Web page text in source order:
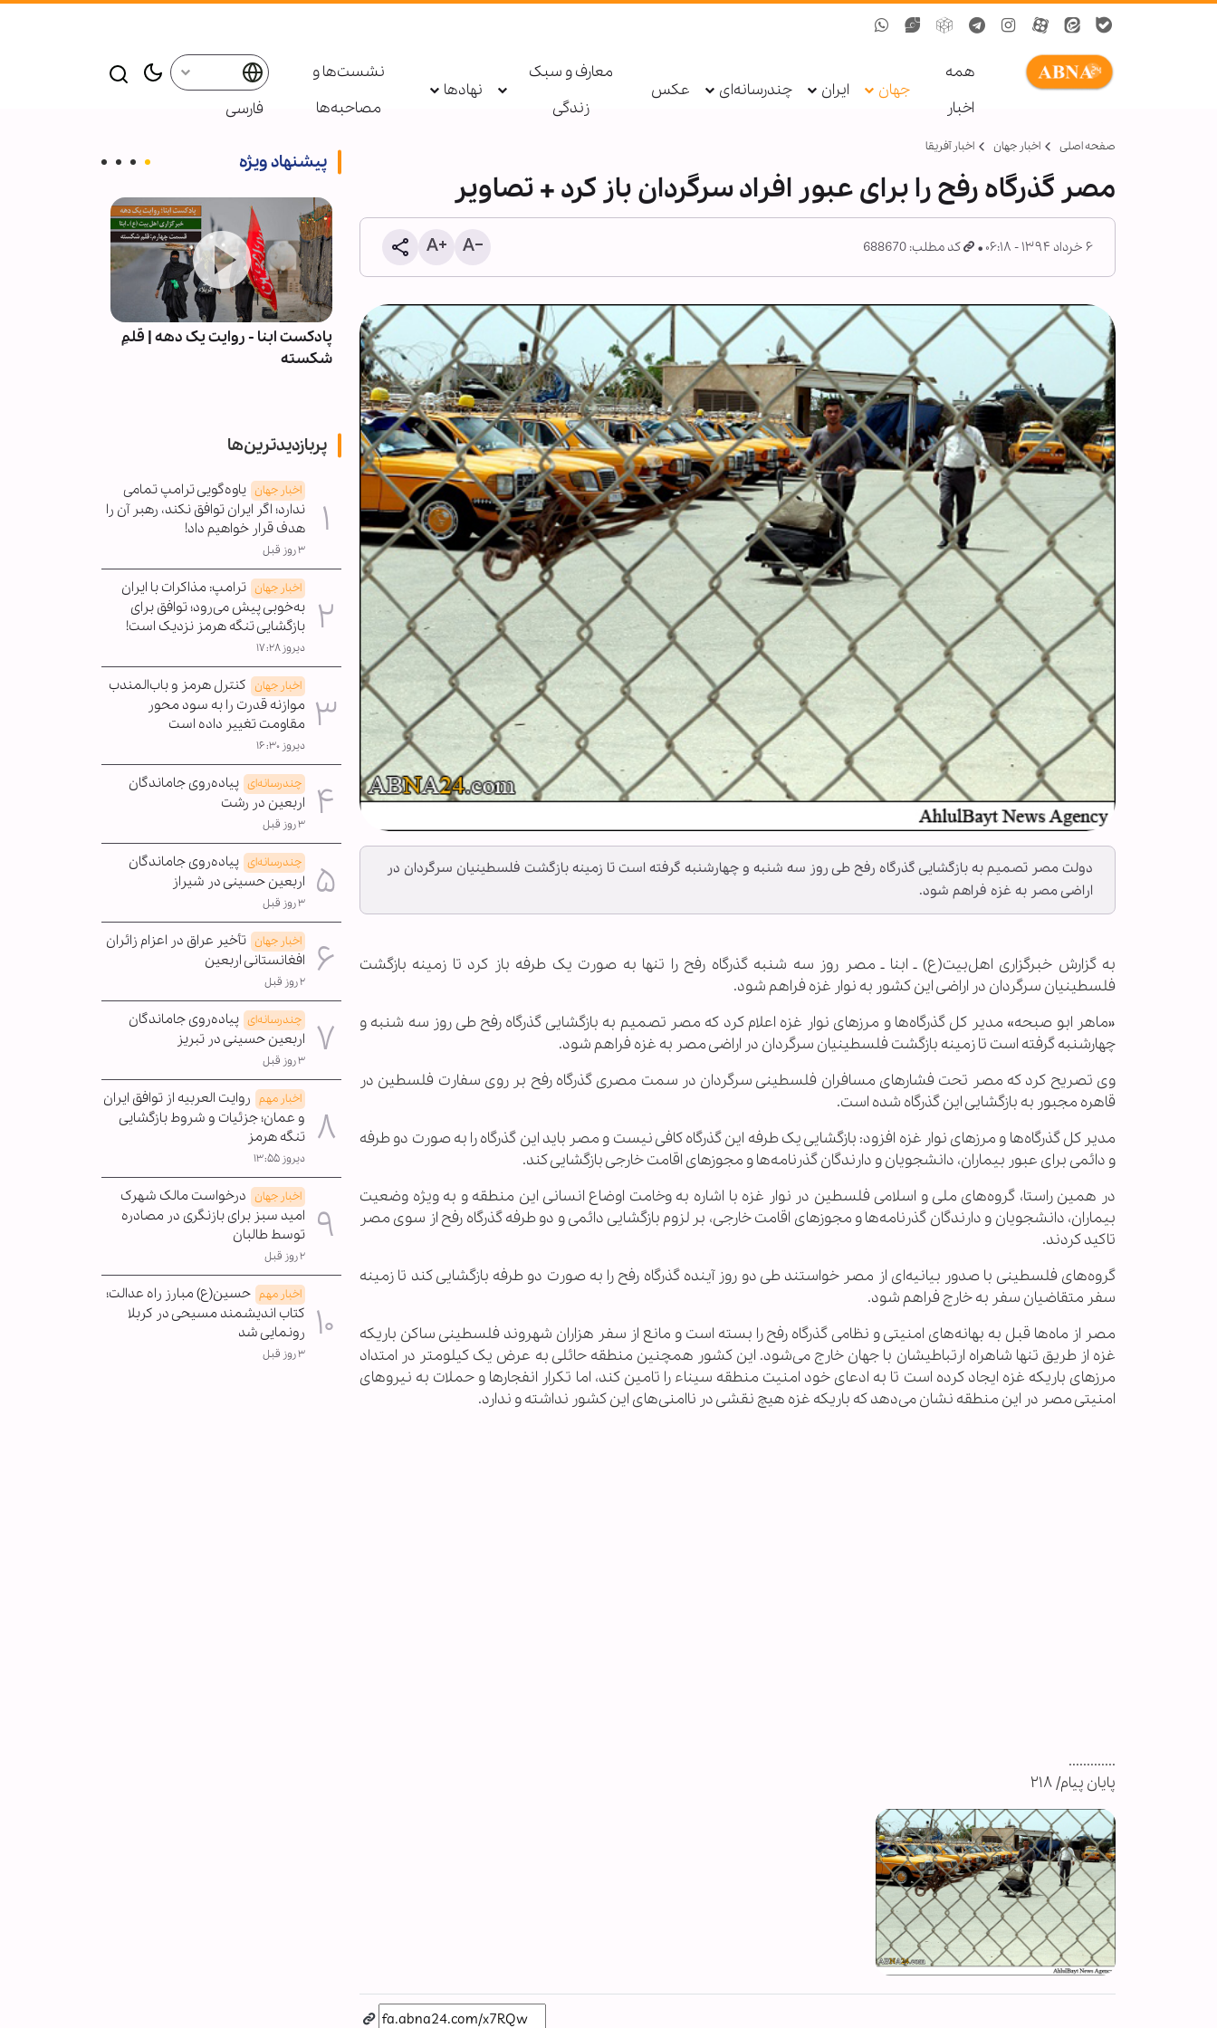
همه
اخبار
جهان ایران چندرسانه‌ای عکس
معارف و سبک
زندگی
نهادها
نشست‌ها و
مصاحبه‌ها
فارسی
صفحه اصلی اخبار جهان اخبار آفریقا
مصر گذرگاه رفح را برای عبور افراد سرگردان باز کرد + تصاویر
۶ خرداد ۱۳۹۴ - ۰۶:۱۸ کد مطلب: 688670
دولت مصر تصمیم به بازگشایی گذرگاه رفح طی روز سه شنبه و چهارشنبه گرفته است تا زمینه بازگشت فلسطینیان سرگردان در
اراضی مصر به غزه فراهم شود.
به گزارش خبرگزاری اهل‌بیت(ع) ـ ابنا ـ مصر روز سه شنبه گذرگاه رفح را تنها به صورت یک طرفه باز کرد تا زمینه بازگشت
فلسطینیان سرگردان در اراضی این کشور به نوار غزه فراهم شود.
«ماهر ابو صبحه» مدیر کل گذرگاه‌ها و مرزهای نوار غزه اعلام کرد که مصر تصمیم به بازگشایی گذرگاه رفح طی روز سه شنبه و
چهارشنبه گرفته است تا زمینه بازگشت فلسطینیان سرگردان در اراضی مصر به غزه فراهم شود.
وی تصریح کرد که مصر تحت فشارهای مسافران فلسطینی سرگردان در سمت مصری گذرگاه رفح بر روی سفارت فلسطین در
قاهره مجبور به بازگشایی این گذرگاه شده است.
مدیر کل گذرگاه‌ها و مرزهای نوار غزه افزود: بازگشایی یک طرفه این گذرگاه کافی نیست و مصر باید این گذرگاه را به صورت دو طرفه
و دائمی برای عبور بیماران، دانشجویان و دارندگان گذرنامه‌ها و مجوزهای اقامت خارجی بازگشایی کند.
در همین راستا، گروه‌های ملی و اسلامی فلسطین در نوار غزه با اشاره به وخامت اوضاع انسانی این منطقه و به ویژه وضعیت
بیماران، دانشجویان و دارندگان گذرنامه‌ها و مجوزهای اقامت خارجی، بر لزوم بازگشایی دائمی و دو طرفه گذرگاه رفح از سوی مصر
تاکید کردند.
گروه‌های فلسطینی با صدور بیانیه‌ای از مصر خواستند طی دو روز آینده گذرگاه رفح را به صورت دو طرفه بازگشایی کند تا زمینه
سفر متقاضیان سفر به خارج فراهم شود.
مصر از ماه‌ها قبل به بهانه‌های امنیتی و نظامی گذرگاه رفح را بسته است و مانع از سفر هزاران شهروند فلسطینی ساکن باریکه
غزه از طریق تنها شاهراه ارتباطیشان با جهان خارج می‌شود. این کشور همچنین منطقه حائلی به عرض یک کیلومتر در امتداد
مرزهای باریکه غزه ایجاد کرده است تا به ادعای خود امنیت منطقه سیناء را تامین کند، اما تکرار انفجار‌ها و حملات به نیروهای
امنیتی مصر در این منطقه نشان می‌دهد که باریکه غزه هیچ نقشی در ناامنی‌های این کشور نداشته و ندارد.
.............
پایان پیام/ ۲۱۸
پیشنهاد ویژه
برگزاری «دهمین همایش علمی
بین‌المللی زیارت اربعین» در حرم
امام حسین(ع)
پادکست ابنا - روایت یک دهه | قلمِ
شکسته
پربازدیدترین‌ها
اخبار جهان یاوه‌گویی ترامپ تمامی
ندارد؛ اگر ایران توافق نکند، رهبر آن را
هدف قرار خواهیم داد!
۳ روز قبل
اخبار جهان ترامپ: مذاکرات با ایران
به‌خوبی پیش می‌رود؛ توافق برای
بازگشایی تنگه هرمز نزدیک است!
دیروز ۱۷:۲۸
اخبار جهان کنترل هرمز و باب‌المندب
موازنه قدرت را به سود محور
مقاومت تغییر داده است
دیروز ۱۶:۳۰
چندرسانه‌ای پیاده‌روی جاماندگان
اربعین در رشت
۳ روز قبل
چندرسانه‌ای پیاده‌روی جاماندگان
اربعین حسینی در شیراز
۳ روز قبل
اخبار جهان تأخیر عراق در اعزام زائران
افغانستانی اربعین
۲ روز قبل
چندرسانه‌ای پیاده‌روی جاماندگان
اربعین حسینی در تبریز
۳ روز قبل
اخبار مهم روایت العربیه از توافق ایران
و عمان؛ جزئیات و شروط بازگشایی
تنگه هرمز
دیروز ۱۳:۵۵
اخبار جهان درخواست مالک شهرک
امید سبز برای بازنگری در مصادره
توسط طالبان
۲ روز قبل
اخبار مهم حسین(ع) مبارز راه عدالت؛
کتاب اندیشمند مسیحی در کربلا
رونمایی شد
۳ روز قبل